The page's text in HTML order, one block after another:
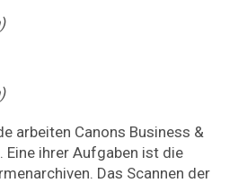
arbeiten Canons Business &
ihrer Aufgaben ist die
Das Scannen der